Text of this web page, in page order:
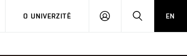
O UNIVERZITĚ
PŘIHLÁSIT HLEDATEN